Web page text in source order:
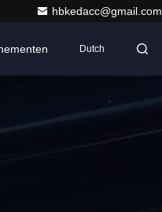
hbkedacc@gmail.com
Dutch